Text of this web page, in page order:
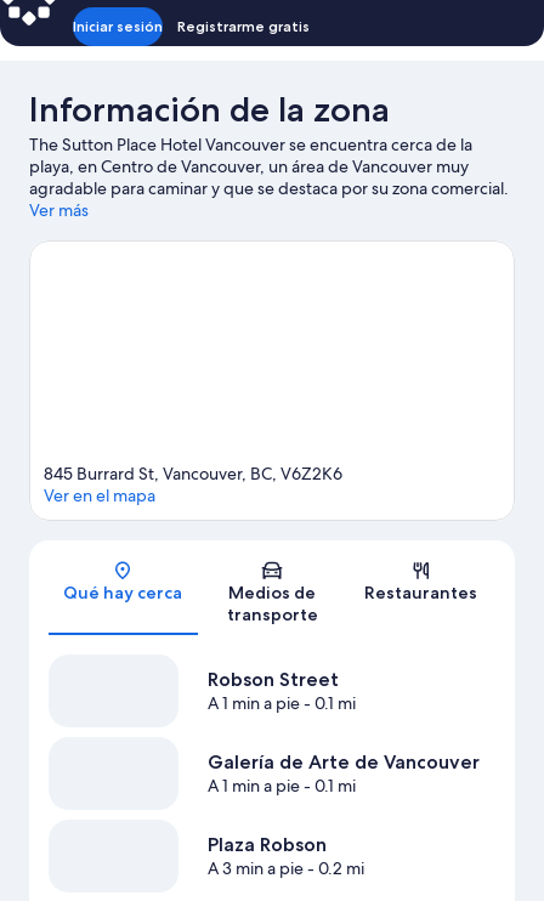
Iniciar sesión Registrarme gratis
Información de la zona
The Sutton Place Hotel Vancouver se encuentra cerca de la
playa, en Centro de Vancouver, un área de Vancouver muy
agradable para caminar y que se destaca por su zona comercial.
Teatro Queen Elizabeth y Museo de ciencias Science World son
compras pueden visitar Robson Street y Granville Street.
Ver más
Sección del mapa
845 Burrard St, Vancouver, BC, V6Z2K6
Ver en el mapa
Qué hay cerca
Medios de
transporte
Restaurantes
Robson Street
A 1 min a pie- 0.1 mi
Galería de Arte de Vancouver
A 1 min a pie- 0.1 mi
Plaza Robson
A 3 min a pie- 0.2 mi